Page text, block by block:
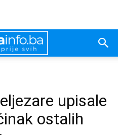
upisale
ostalih